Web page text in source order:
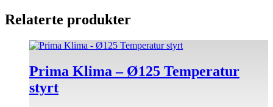
Relaterte produkter
Prima Klima – Ø125 Temperatur
styrt